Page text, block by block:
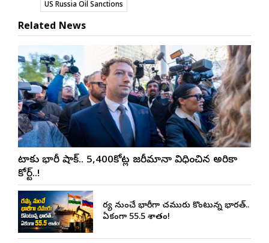
US Russia Oil Sanctions
Related News
మెటాకు భారీ షాక్.. 5,400కోట్ల జరీమానా విధించిన అమెరికా
కోర్ట్..!
రష్యా నుంచే భారీగా చమురు కొంటున్న భారత్..
ఏకంగా 55.5 శాతం!